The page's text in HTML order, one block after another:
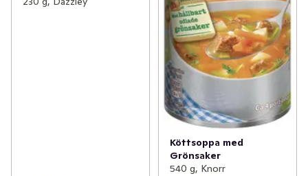
Köttsoppa med
Grönsaker
540 g, Knorr